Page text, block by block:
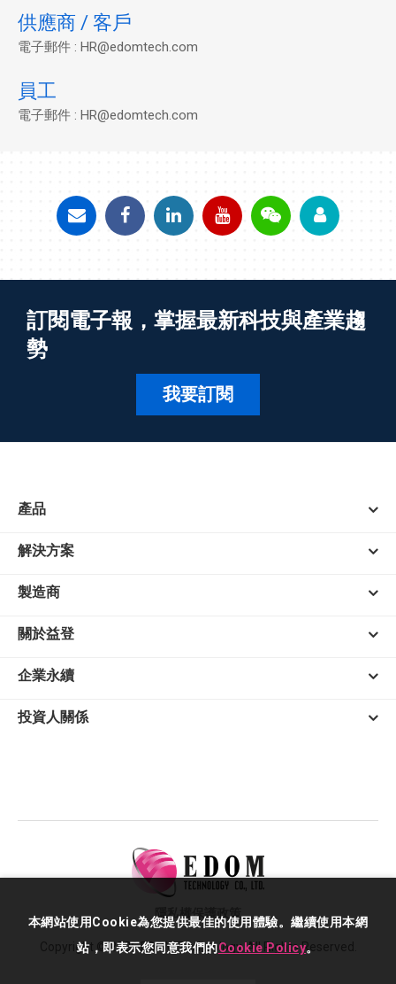
供應商 / 客戶
電子郵件 : HR@edomtech.com
員工
電子郵件 : HR@edomtech.com
訂閱電子報，掌握最新科技與產業趨
勢
我要訂閱
產品
解決方案
製造商
關於益登
企業永續
投資人關係
Copyright © 2026 EDOM Technology. All Rights Reserved.
隱私權保護政策
本網站使用Cookie為您提供最佳的使用體驗。繼續使用本網
站，即表示您同意我們的Cookie Policy。